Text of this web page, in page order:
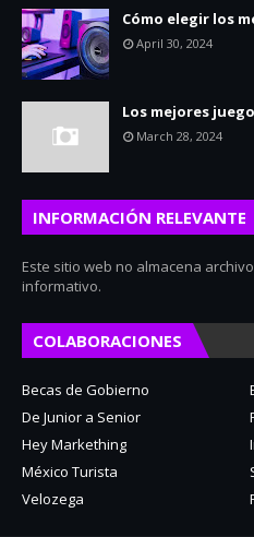
Cómo elegir los
April 30, 2024
Los mejores
March 28, 2024
INFORMACIÓN RELEVANTE
Este sitio web no almacena
informativo.
COLABORACIONES
Becas de Gobierno
De Junior a Senior
Hey Markething
México Turista
Velozega